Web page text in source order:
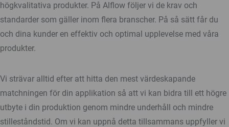
högkvalitativa produkter. På Alflow följer vi de krav och
standarder som gäller inom flera branscher. På så sätt får du
och dina kunder en effektiv och optimal upplevelse med våra
produkter.
Vi strävar alltid efter att hitta den mest värdeskapande
matchningen för din applikation så att vi kan bidra till ett högre
utbyte i din produktion genom mindre underhåll och mindre
stilleståndstid. Om vi kan uppnå detta tillsammans uppfyller vi